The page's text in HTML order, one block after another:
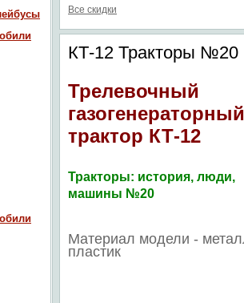
Все скидки
КТ-12 Тракторы №20
Трелевочный
газогенераторный
трактор КТ-12
Тракторы: история, люди,
машины №20
Материал модели -
пластик